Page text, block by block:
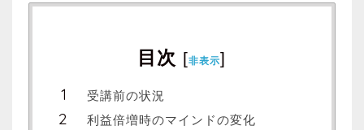
目次 [非表示]
受講前の状況
利益倍増時のマインドの変化